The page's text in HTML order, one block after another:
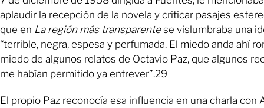
aplaudir la recepción de la novela y criticar pasajes
que en La región más transparentese vislumbraba una
“terrible, negra, espesa y perfumada. El miedo anda ahí
miedo de algunos relatos de Octavio Paz, que algunos
me habían permitido ya entrever”.29
El propio Paz reconocía esa influencia en una charla con